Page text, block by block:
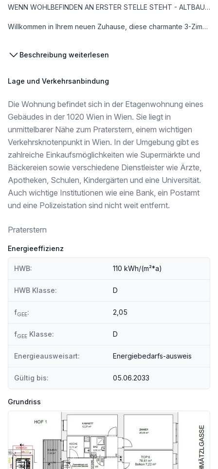
WENN WOHLBEFINDEN AN ERSTER STELLE STEHT - ALTBAUWOHNUNG MIT BALKONBEWILLIGUNG IN 1020 WIEN
Willkommen in Ihrem neuen Zuhause, diese charmante 3-Zimmerwohnung im 1. Stock (hoher Mezzanin) bietet stilvolles Wohnen in Toplage des 2. Bezirkes. Die Wohnung besticht mit einer effizienten Raumaufteilung und vereint traditionellen Altbauflair und modernen Wohnkomfort. Über den Vorraum erreichen Sie die Küche, das Badezimmer, die drei Zimmer sowie das separate WC. Die Küche ist mit allen Anschlüssen versehen. Das Badezimmer ist mit einer Dusche, einem Waschbecken und einem Waschmaschinenanschluss ausgestattet. Die zwei größeren Zimmer liegen straßenseitig und sind auch getrennt begehbar. Das kleinere Zimmer liegt innenhofseitig. Ein besonders Highlight ist die Möglichkeit einen Balkon auf der Innenhofseite anzubauen (die Kosten hierfür trägt der Käufer). Die erforderliche Baugenehmigung ist bereits vorhanden.
Die beeindruckende Raumhöhe und die beidseitige Ausrichtung sorgen für ein besonders helles und besonderes Wohngefühl
Raumaufteilung:
* 2 große Zimmer – ideal als Schlafzimmer oder Wohnzimmer
* 1 Kabinett – perfekt als Kinderzimmer oder Arbeitszimmer.
* Küche (Anschlüsse vorhanden) mit Fenster
* Badezimmer mit Dusche und Waschmaschinen-Anschluss
* Getrenntes WC
Stauraum findet sich bei dieser Wohnung im zugeordneten Kellerabteil.
* S-Bahn
* Straßenbahn: Linien O & 5
———————————————
Auf ein wirtschaftliches Naheverhältnis mit dem Abgeber, bedingt durch regelmäßige Geschäftsbeziehungen, wird hingewiesen.
_Nebenkosten: _
Grundbucheintragung: 1,1% des Kaufpreises
Grunderwerbssteuer: 3,5% des Kaufpreises
Beschreibung weiterlesen
Lage und Verkehrsanbindung
Die Wohnung befindet sich in der Etagenwohnung eines
Gebäudes in der 1020 Wien in Wien. Sie liegt in
unmittelbarer Nähe zum Praterstern, einem wichtigen
Verkehrsknotenpunkt in Wien. In der Umgebung gibt es
zahlreiche Einkaufsmöglichkeiten wie Supermärkte und
Bäckereien sowie verschiedene Dienstleister wie Ärzte,
Apotheken, Schulen, Kindergärten und eine Universität.
Auch wichtige Institutionen wie eine Bank, ein Postamt
und eine Polizeistation sind nicht weit entfernt.
Praterstern
Energieeffizienz
HWB: 110 kWh/(m²*a)
HWB Klasse: D
fGEE: 2,05
fGEE Klasse: D
Energieausweisart: Energiebedarfs-ausweis
Gültig bis: 05.06.2033
Grundriss